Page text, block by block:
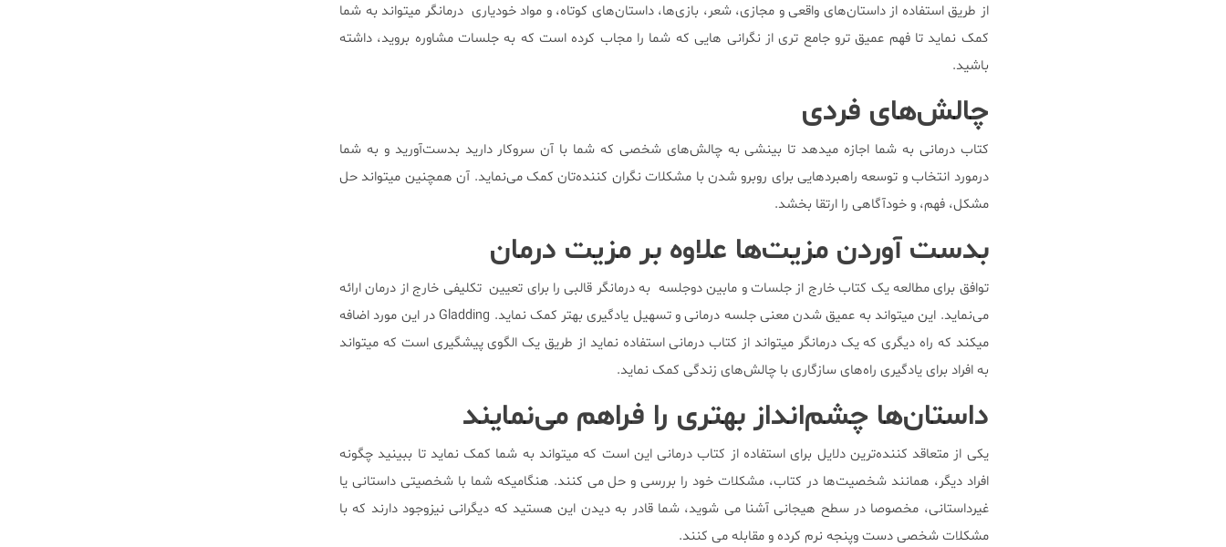
از طریق استفاده از داستان‌های واقعی و مجازی، شعر، بازی‌ها، داستان‌های کوتاه، و مواد خودیاری درمانگر میتواند به شما
کمک نماید تا فهم عمیق ترو جامع تری از نگرانی هایی که شما را مجاب کرده است که به جلسات مشاوره بروید، داشته
باشید.
چالش‌های فردی
کتاب درمانی به شما اجازه میدهد تا بینشی به چالش‌های شخصی که شما با آن سروکار دارید بدست‌آورید و به شما
درمورد انتخاب و توسعه راهبردهایی برای روبرو شدن با مشکلات نگران کننده‌تان کمک می‌نماید. آن همچنین میتواند حل
مشکل، فهم، و خودآگاهی را ارتقا بخشد.
بدست آوردن مزیت‌ها علاوه بر مزیت درمان
توافق برای مطالعه یک کتاب خارج از جلسات و مابین دوجلسه به درمانگر قالبی را برای تعیین تکلیفی خارج از درمان ارائه
می‌نماید. این میتواند به عمیق شدن معنی جلسه درمانی و تسهیل‌ یادگیری بهتر کمک نماید. Gladding در این مورد اضافه
میکند که راه دیگری که یک درمانگر میتواند از کتاب درمانی استفاده نماید از طریق یک الگوی پیشگیری است که میتواند
به افراد برای یادگیری راه‌های سازگاری با چالش‌های زندگی کمک نماید.
داستان‌ها چشم‌انداز بهتری را فراهم می‌نمایند
یکی از متعاقد کننده‌ترین دلایل برای استفاده از کتاب درمانی این است که میتواند به شما کمک نماید تا ببینید چگونه
افراد دیگر، همانند شخصیت‌ها در کتاب، مشکلات خود را بررسی و حل می کنند. هنگامیکه شما با شخصیتی داستانی یا
غیرداستانی، مخصوصا در سطح هیجانی آشنا می شوید، شما قادر به دیدن این هستید که دیگرانی نیزوجود دارند که با
مشکلات شخصی دست وپنجه نرم کرده و مقابله می کنند.